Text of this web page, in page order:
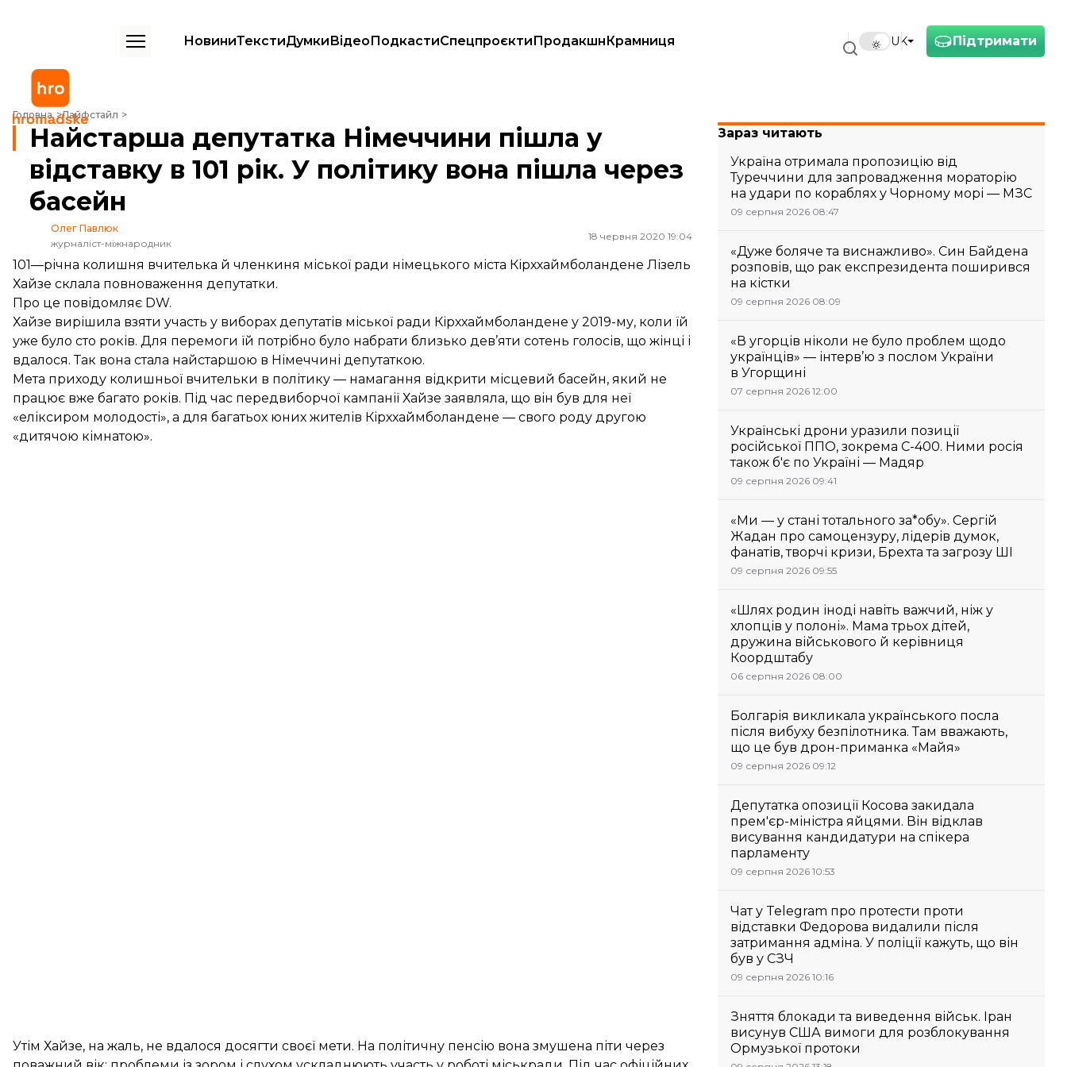
Підтримати
UK
НовиниТекстиДумкиВідеоПодкастиСпецпроєктиПродакшнКрамниця
Головна Лайфстайл
Найстарша депутатка Німеччини пішла у відставку в 101 рік. У політику вона пішла через басейн
Найстарша депутатка Німеччини пішла у
відставку в 101 рік. У політику вона пішла через
басейн
Олег Павлюк
журналіст-міжнародник
18 червня 2020 19:04
101—річна колишня вчителька й членкиня міської ради німецького міста Кірххаймболандене Лізель
Хайзе склала повноваження депутатки.
Про це повідомляє DW.
Хайзе вирішила взяти участь у виборах депутатів міської ради Кірххаймболандене у 2019-му, коли їй
уже було сто років. Для перемоги їй потрібно було набрати близько дев’яти сотень голосів, що жінці і
вдалося. Так вона стала найстаршою в Німеччині депутаткою.
Мета приходу колишньої вчительки в політику — намагання відкрити місцевий басейн, який не
працює вже багато років. Під час передвиборчої кампанії Хайзе заявляла, що він був для неї
«еліксиром молодості», а для багатьох юних жителів Кірххаймболандене — свого роду другою
«дитячою кімнатою».
Утім Хайзе, на жаль, не вдалося досягти своєї мети. На політичну пенсію вона змушена піти через
Зараз читають
Україна отримала пропозицію від
Туреччини для запровадження мораторію
на удари по кораблях у Чорному морі — МЗС
09 серпня 2026 08:47
«Дуже боляче та виснажливо». Син Байдена
розповів, що рак експрезидента поширився
на кістки
09 серпня 2026 08:09
«В угорців ніколи не було проблем щодо
українців» — інтерв’ю з послом України
в Угорщині
07 серпня 2026 12:00
Українські дрони уразили позиції
російської ППО, зокрема С-400. Ними росія
також б'є по Україні — Мадяр
09 серпня 2026 09:41
«Ми — у стані тотального за*обу». Сергій
Жадан про самоцензуру, лідерів думок,
фанатів, творчі кризи, Брехта та загрозу ШІ
09 серпня 2026 09:55
«Шлях родин іноді навіть важчий, ніж у
хлопців у полоні». Мама трьох дітей,
дружина військового й керівниця
Коордштабу
06 серпня 2026 08:00
Болгарія викликала українського посла
після вибуху безпілотника. Там вважають,
що це був дрон-приманка «Майя»
09 серпня 2026 09:12
Депутатка опозиції Косова закидала
прем'єр-міністра яйцями. Він відклав
висування кандидатури на спікера
парламенту
09 серпня 2026 10:53
Чат у Telegram про протести проти
відставки Федорова видалили після
затримання адміна. У поліції кажуть, що він
був у СЗЧ
09 серпня 2026 10:16
Зняття блокади та виведення військ. Іран
висунув США вимоги для розблокування
Ормузької протоки